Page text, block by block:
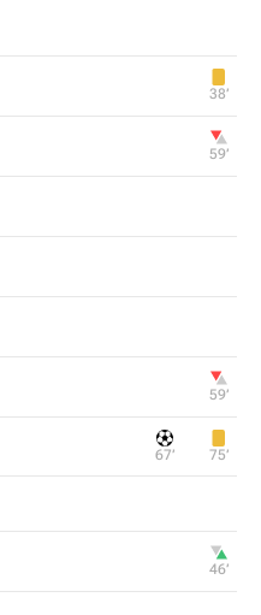
38‎’‎
59‎’‎
59‎’‎
67‎’‎ 75‎’‎
46‎’‎